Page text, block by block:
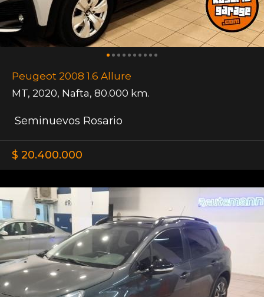
Peugeot 2008 1.6 Allure
MT, 2020, Nafta, 80.000 km.
Seminuevos Rosario
$ 20.400.000